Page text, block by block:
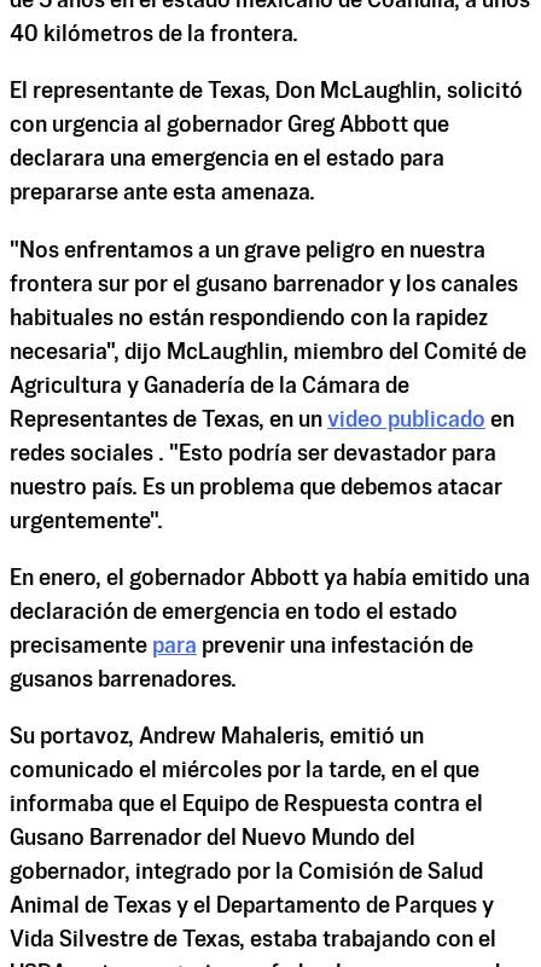
40 kilómetros de la frontera.
El representante de Texas, Don McLaughlin, solicitó
con urgencia al gobernador Greg Abbott que
declarara una emergencia en el estado para
prepararse ante esta amenaza.
"Nos enfrentamos a un grave peligro en nuestra
frontera sur por el gusano barrenador y los canales
habituales no están respondiendo con la rapidez
necesaria", dijo McLaughlin, miembro del Comité de
Agricultura y Ganadería de la Cámara de
Representantes de Texas, en un video publicado en
redes sociales . "Esto podría ser devastador para
nuestro país. Es un problema que debemos atacar
urgentemente".
En enero, el gobernador Abbott ya había emitido una
declaración de emergencia en todo el estado
precisamente para prevenir una infestación de
gusanos barrenadores.
Su portavoz, Andrew Mahaleris, emitió un
comunicado el miércoles por la tarde, en el que
informaba que el Equipo de Respuesta contra el
Gusano Barrenador del Nuevo Mundo del
gobernador, integrado por la Comisión de Salud
Animal de Texas y el Departamento de Parques y
Vida Silvestre de Texas, estaba trabajando con el